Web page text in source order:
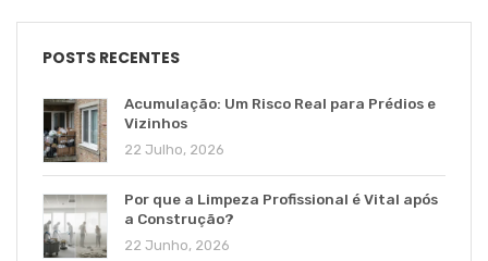
POSTS RECENTES
Acumulação: Um Risco Real para Prédios e
Vizinhos
22 Julho, 2026
Por que a Limpeza Profissional é Vital após
a Construção?
22 Junho, 2026